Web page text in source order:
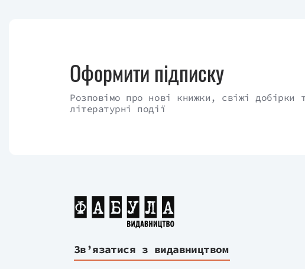
Оформити підписку
Розповімо про нові книжки, свіжі добірки
літературні події
Зв’язатися з видавництвом